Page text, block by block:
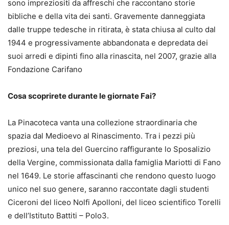
sono impreziositi da affreschi che raccontano storie
bibliche e della vita dei santi. Gravemente danneggiata
dalle truppe tedesche in ritirata, è stata chiusa al culto dal
1944 e progressivamente abbandonata e depredata dei
suoi arredi e dipinti fino alla rinascita, nel 2007, grazie alla
Fondazione Carifano
Cosa scoprirete durante le giornate Fai?
La Pinacoteca vanta una collezione straordinaria che
spazia dal Medioevo al Rinascimento. Tra i pezzi più
preziosi, una tela del Guercino raffigurante lo Sposalizio
della Vergine, commissionata dalla famiglia Mariotti di Fano
nel 1649. Le storie affascinanti che rendono questo luogo
unico nel suo genere, saranno raccontate dagli studenti
Ciceroni del liceo Nolfi Apolloni, del liceo scientifico Torelli
e dell’Istituto Battiti – Polo3.